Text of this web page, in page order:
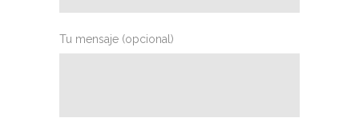
Tu mensaje (opcional)